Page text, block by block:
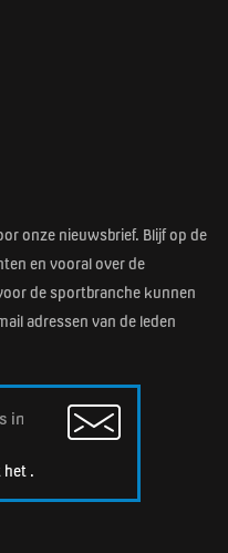
onze nieuwsbrief. Blijf op de
en vooral over de
de sportbranche kunnen
adressen van de leden
het .